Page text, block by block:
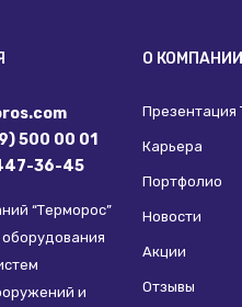
500 00 01
36-45
“Терморос”
и
О КОМПАНИИ
Презентация
Карьера
Портфолио
Новости
Акции
Отзывы